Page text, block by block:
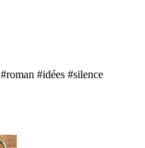
#roman #idées #silence